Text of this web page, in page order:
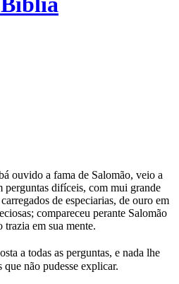
ouvido a fama de Salomão, veio a
perguntas difíceis, com mui grande
de especiarias, de ouro em
compareceu perante Salomão
trazia em sua mente.
a todas as perguntas, e nada lhe
não pudesse explicar.